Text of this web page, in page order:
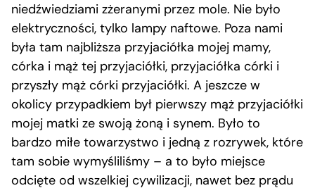
niedźwiedziami zżeranymi przez mole. Nie było
elektryczności, tylko lampy naftowe. Poza nami
była tam najbliższa przyjaciółka mojej mamy,
córka i mąż tej przyjaciółki, przyjaciółka córki i
przyszły mąż córki przyjaciółki. A jeszcze w
okolicy przypadkiem był pierwszy mąż przyjaciółki
mojej matki ze swoją żoną i synem. Było to
bardzo miłe towarzystwo i jedną z rozrywek, które
tam sobie wymyśliliśmy – a to było miejsce
odcięte od wszelkiej cywilizacji, nawet bez prądu